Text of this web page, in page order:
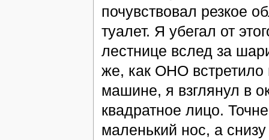
почувствовал резкое
туалет. Я убегал от
лестнице вслед за
же, как ОНО встретило
машине, я взглянул в
квадратное лицо.
маленький нос, а